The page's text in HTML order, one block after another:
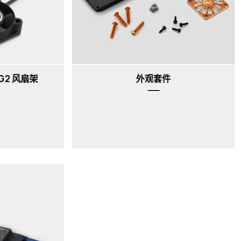
风扇架 外观套件